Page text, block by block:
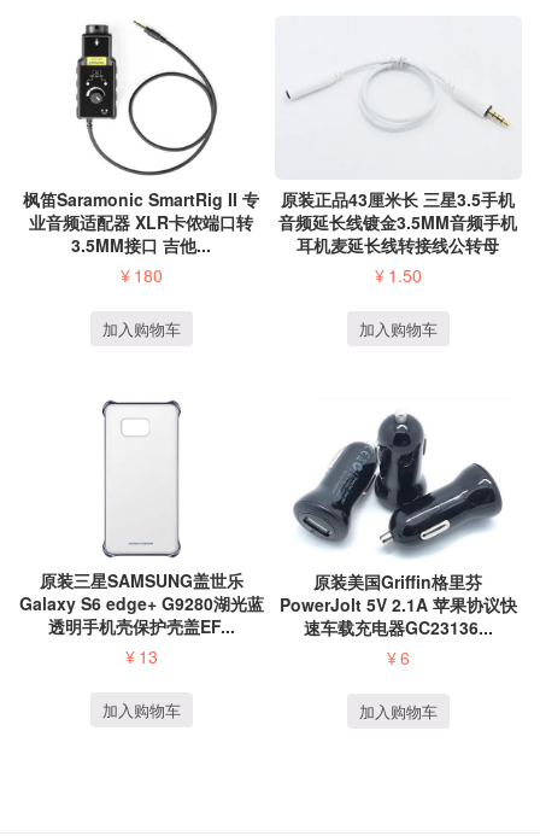
枫笛Saramonic SmartRig II 专
业音频适配器 XLR卡侬端口转
3.5MM接口 吉他...
¥ 180
加入购物车
原装正品43厘米长 三星3.5手机
音频延长线镀金3.5MM音频手机
耳机麦延长线转接线公转母
¥ 1.50
加入购物车
原装三星SAMSUNG盖世乐
Galaxy S6 edge+ G9280湖光蓝
透明手机壳保护壳盖EF...
¥ 13
加入购物车
原装美国Griffin格里芬
PowerJolt 5V 2.1A 苹果协议快
速车载充电器GC23136...
¥6
加入购物车